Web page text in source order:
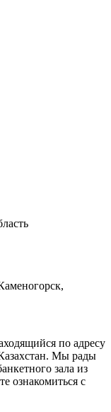
по адресу
Мы рады
зала из
ознакомиться с